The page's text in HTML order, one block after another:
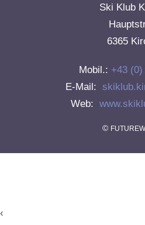
Ski Klub
6365
Mobil.: +43 (0)
E-Mail:
Web:
©
‹